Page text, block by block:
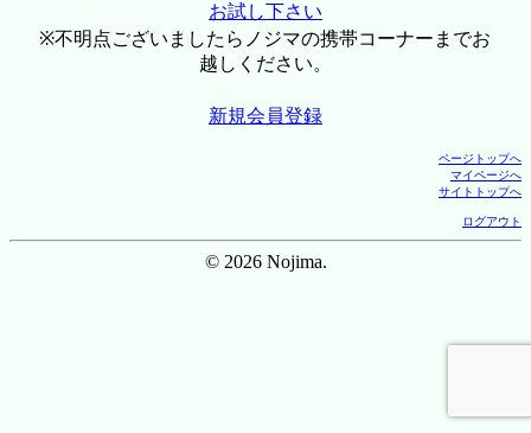
お試し下さい
※不明点ございましたらノジマの携帯コーナーまでお
越しください。
新規会員登録
ページトップへ
マイページへ
サイトトップへ
ログアウト
© 2026 Nojima.